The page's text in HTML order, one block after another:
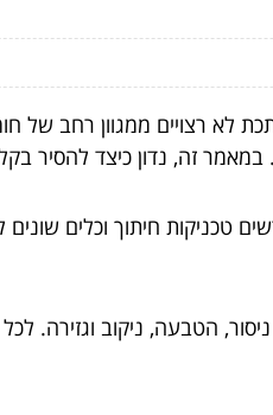
לא רצויים ממגוון רחב של
במאמר זה, נדון כיצד להסיר
טכניקות חיתוך וכלים
הטבעה, ניקוב וגזירה.